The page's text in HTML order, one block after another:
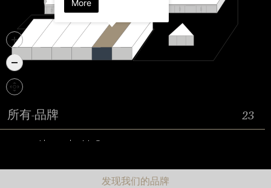
发现我们的品牌